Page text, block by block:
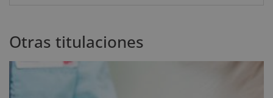
Otras titulaciones